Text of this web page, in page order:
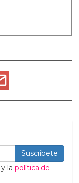
Suscribete
y la política de